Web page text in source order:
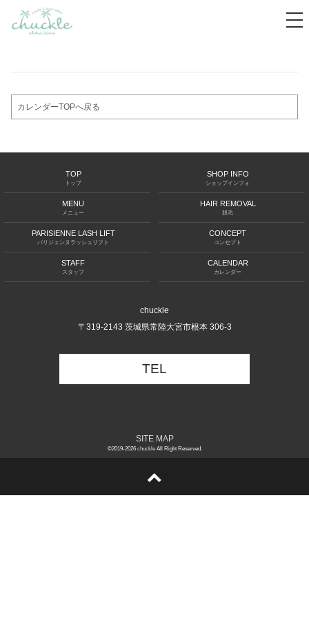
カレンダーTOPへ戻る
TOP
トップ
SHOP INFO
ショップインフォ
MENU
メニュー
HAIR REMOVAL
脱毛
PARISIENNE LASH LIFT
パリジェンヌラッシュリフト
CONCEPT
コンセプト
STAFF
スタッフ
CALENDAR
カレンダー
chuckle
〒319-2143 茨城県常陸大宮市根本 306-3
TEL
SITE MAP
©2019-2026 chuckleAll Right Reserved.